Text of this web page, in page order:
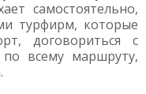
самостоятельно,
турфирм, которые
договориться с
всему маршруту,